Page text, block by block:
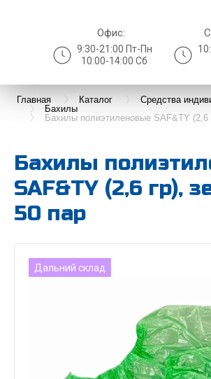
Офис:
9:30-21:00 Пт-Пн
10:00-14:00 Сб
Главная Каталог
Средства
Бахилы
Бахилы полиэтиленовые SAF&TY (2,6
Бахилы
SAF&TY (2,6 гр),
50 пар
Дальний склад